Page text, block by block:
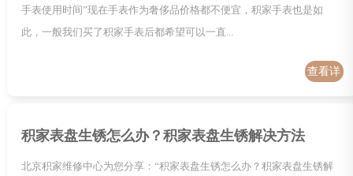
手表使用时间”现在手表作为奢侈品价格都不便宜，积家手表也是如
此，一般我们买了积家手表后都希望可以一直...
查看详
积家表盘生锈怎么办？积家表盘生锈解决方法
北京积家维修中心为您分享：“积家表盘生锈怎么办？积家表盘生锈解